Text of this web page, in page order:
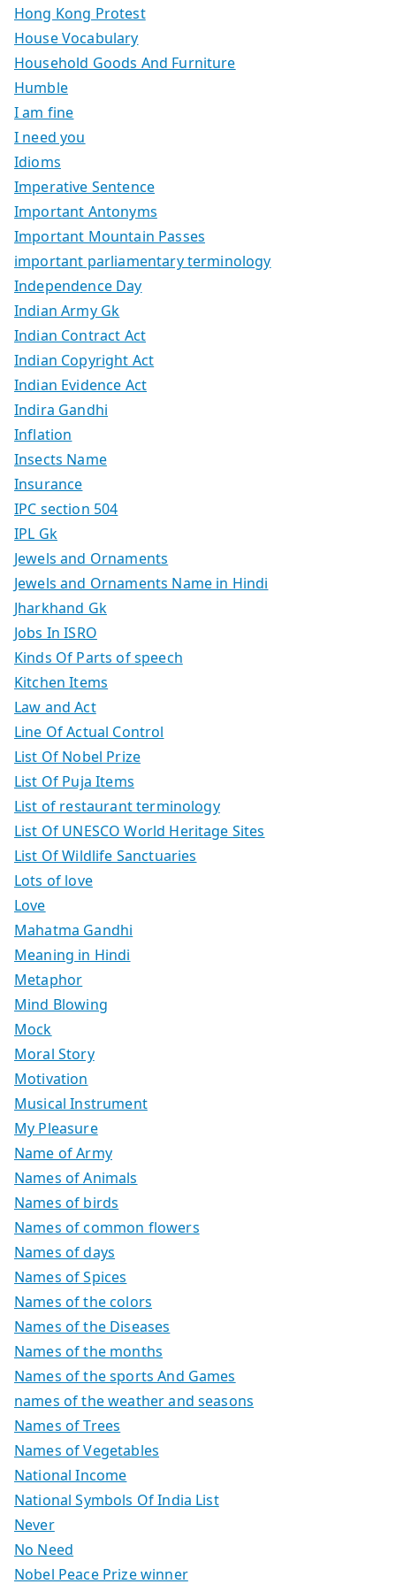
Hong Kong Protest
House Vocabulary
Household Goods And Furniture
Humble
I am fine
I need you
Idioms
Imperative Sentence
Important Antonyms
Important Mountain Passes
important parliamentary terminology
Independence Day
Indian Army Gk
Indian Contract Act
Indian Copyright Act
Indian Evidence Act
Indira Gandhi
Inflation
Insects Name
Insurance
IPC section 504
IPL Gk
Jewels and Ornaments
Jewels and Ornaments Name in Hindi
Jharkhand Gk
Jobs In ISRO
Kinds Of Parts of speech
Kitchen Items
Law and Act
Line Of Actual Control
List Of Nobel Prize
List Of Puja Items
List of restaurant terminology
List Of UNESCO World Heritage Sites
List Of Wildlife Sanctuaries
Lots of love
Love
Mahatma Gandhi
Meaning in Hindi
Metaphor
Mind Blowing
Mock
Moral Story
Motivation
Musical Instrument
My Pleasure
Name of Army
Names of Animals
Names of birds
Names of common flowers
Names of days
Names of Spices
Names of the colors
Names of the Diseases
Names of the months
Names of the sports And Games
names of the weather and seasons
Names of Trees
Names of Vegetables
National Income
National Symbols Of India List
Never
No Need
Nobel Peace Prize winner